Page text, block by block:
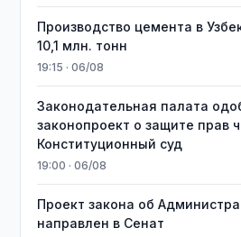
Производство цемента в
10,1 млн. тонн
19:15 · 06/08
Законодательная палата
законопроект о защите прав
Конституционный суд
19:00 · 06/08
Проект закона об
направлен в Сенат